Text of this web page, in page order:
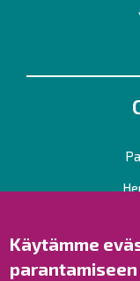
Käytämme
parantamiseen